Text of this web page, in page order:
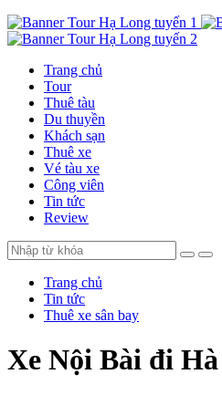
Trang chủ
Tour
Thuê tàu
Du thuyền
Khách sạn
Thuê xe
Vé tàu xe
Công viên
Tin tức
Review
Trang chủ
Tin tức
Thuê xe sân bay
Xe Nội Bài đi